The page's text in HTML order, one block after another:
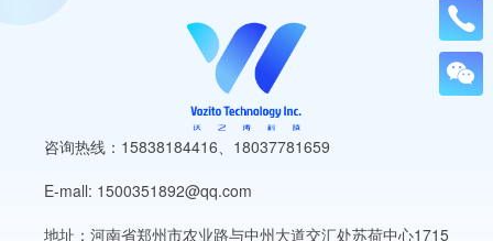
咨询热线：15838184416
18037781659
E-mall: 1500351892@qq.com
地址：河南省郑州市农业路与中州大道交汇处苏荷中心1715